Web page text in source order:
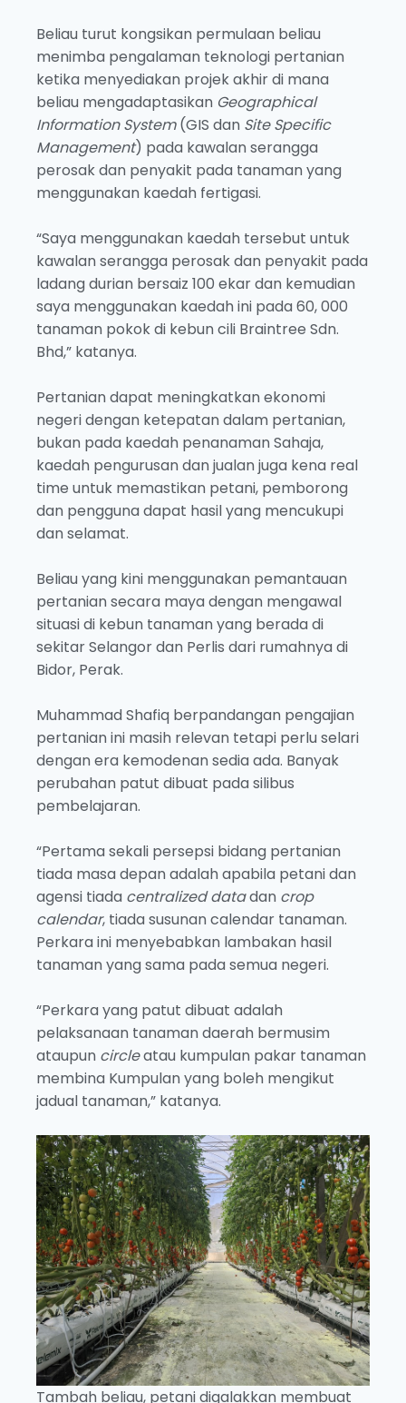
Beliau turut kongsikan permulaan beliau
menimba pengalaman teknologi pertanian
ketika menyediakan projek akhir di mana
beliau mengadaptasikan Geographical
Information System(GIS dan Site Specific
Management) pada kawalan serangga
perosak dan penyakit pada tanaman yang
menggunakan kaedah fertigasi.
“Saya menggunakan kaedah tersebut untuk
kawalan serangga perosak dan penyakit pada
ladang durian bersaiz 100 ekar dan kemudian
saya menggunakan kaedah ini pada 60, 000
tanaman pokok di kebun cili Braintree Sdn.
Bhd,” katanya.
Pertanian dapat meningkatkan ekonomi
negeri dengan ketepatan dalam pertanian,
bukan pada kaedah penanaman Sahaja,
kaedah pengurusan dan jualan juga kena real
time untuk memastikan petani, pemborong
dan pengguna dapat hasil yang mencukupi
dan selamat.
Beliau yang kini menggunakan pemantauan
pertanian secara maya dengan mengawal
situasi di kebun tanaman yang berada di
sekitar Selangor dan Perlis dari rumahnya di
Bidor, Perak.
Muhammad Shafiq berpandangan pengajian
pertanian ini masih relevan tetapi perlu selari
dengan era kemodenan sedia ada. Banyak
perubahan patut dibuat pada silibus
pembelajaran.
“Pertama sekali persepsi bidang pertanian
tiada masa depan adalah apabila petani dan
agensi tiada centralized datadan crop
calendar, tiada susunan calendar tanaman.
Perkara ini menyebabkan lambakan hasil
tanaman yang sama pada semua negeri.
“Perkara yang patut dibuat adalah
pelaksanaan tanaman daerah bermusim
ataupun circleatau kumpulan pakar tanaman
membina Kumpulan yang boleh mengikut
jadual tanaman,” katanya.
Tambah beliau, petani digalakkan membuat